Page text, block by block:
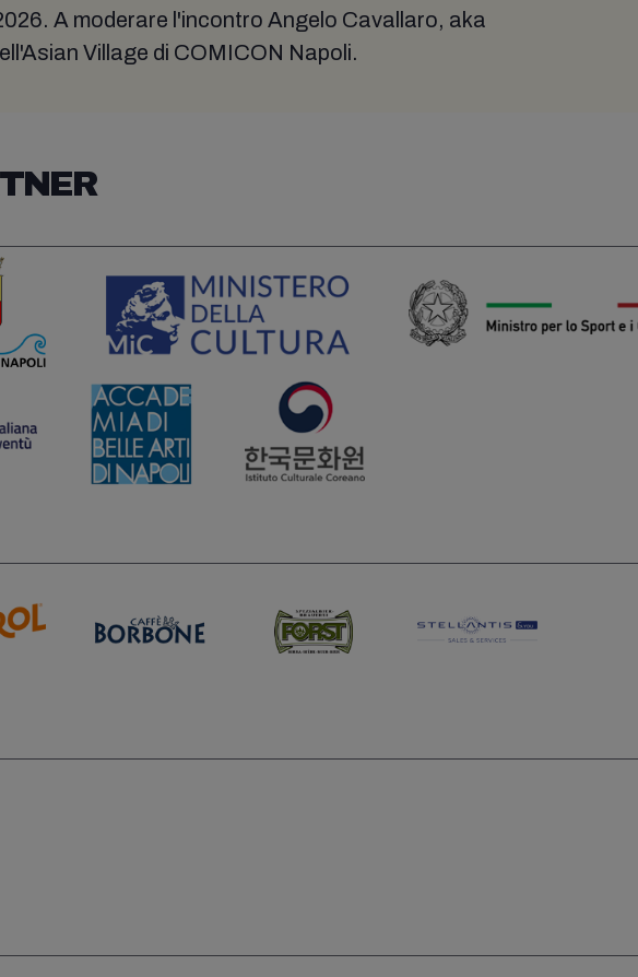
A moderare l'incontro Angelo Cavallaro, aka
Village di COMICON Napoli.